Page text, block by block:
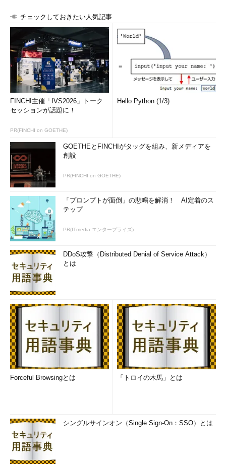
チェックしておきたい人気記事
FINCHI主催「IVS2026」トーク
セッションが話題に！
PR(FINCHI on GOETHE)
Hello Python (1/3)
GOETHEとFINCHIがタッグを組み、新メディアを
創設
PR(FINCHI on GOETHE)
「プロンプトが面倒」の悲鳴を解消！ AI定着のス
テップ
PR(ITmedia エンタープライズ)
DDoS攻撃（Distributed Denial of Service Attack）
とは
Forceful Browsingとは 「トロイの木馬」とは
シングルサインオン（Single Sign-On：SSO）とは